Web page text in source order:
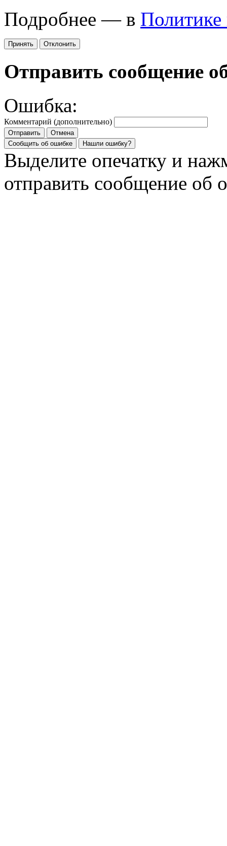
Подробнее — в Политике
Принять Отклонить
Отправить сообщение
Ошибка:
Комментарий (дополнительно)
Отправить
Отмена
Сообщить об ошибке
Нашли ошибку?
Выделите опечатку и
отправить сообщение об